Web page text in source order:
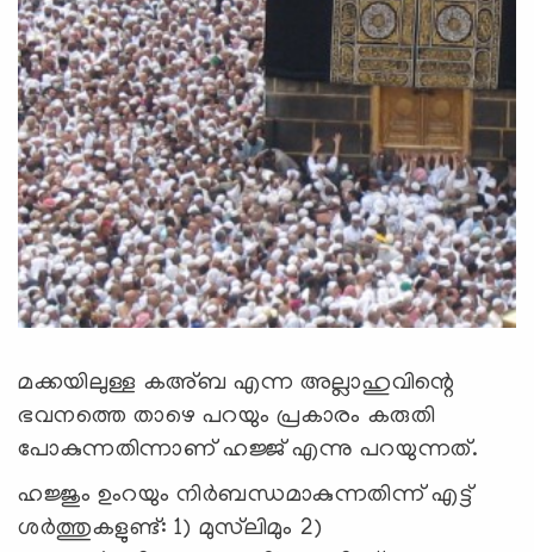
n
മക്കയിലുള്ള കഅ്ബ എന്ന അല്ലാഹുവിന്റെ
ഭവനത്തെ താഴെ പറയും പ്രകാരം കരുതി
പോകുന്നതിന്നാണ് ഹജ്ജ് എന്നു പറയുന്നത്.
ഹജ്ജും ഉംറയും നിര്‍ബന്ധമാകുന്നതിന്ന് എട്ട്
ശര്‍ത്തുകളുണ്ട്: 1) മുസ്‌ലിമും 2)